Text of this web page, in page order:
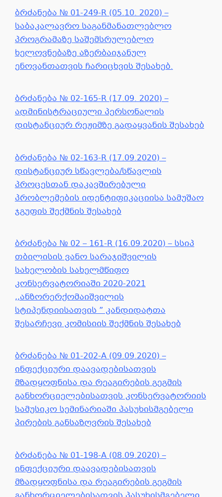
ბრძანება № 01-249-R (05.10. 2020) –
საბაკალავრო საგანმანათლებლო
პროგრამაზე საშემსრულებლო
ხელოვნებაზე აზერბაიჯანულ
ენოვანთათვის ჩარიცხვის შესახებ.
ბრძანება № 02-165-R (17.09. 2020) –
ადმინისტრაციული პერსონალის
დისტანციურ რეჟიმზე გადაყვანის შესახებ
ბრძანება № 02-163-R (17.09.2020) –
დისტანციურ სწავლება/სწავლის
პროცესთან დაკავშირებული
პრობლემების იდენტიფიკაციისა სამუშაო
ჯგუფის შექმნის შესახებ
ბრძანება № 02 – 161-R (16.09.2020) – სსიპ
თბილისის ვანო სარაჯიშვილის
სახელობის სახელმწიფო
კონსერვატორიაში 2020-2021
,,ანზორერქომაიშვილის
სტიპენდიისათვის ” კანდიდატთა
შესარჩევი კომისიის შექმნის შესახებ
ბრძანება № 01-202-A (09.09.2020) –
ინფექციური დაავადებისათვის
მზადყოფნისა და რეაგირების გეგმის
განხორციელებისათვის კონსერვატორიის
სამუსიკო სემინარიაში პასუხისმგებელი
პირების განსაზღვრის შესახებ
ბრძანება № 01-198-A (08.09.2020) –
ინფექციური დაავადებისათვის
მზადყოფნისა და რეაგირების გეგმის